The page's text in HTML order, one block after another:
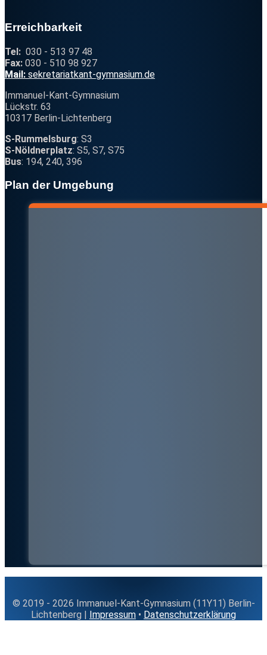
Erreichbarkeit
Tel: 030 - 513 97 48
Fax: 030 - 510 98 927
Mail: sekretariat@
kant-gymnasium.de
Immanuel-Kant-Gymnasium
Lückstr. 63
10317 Berlin-Lichtenberg
S-Rummelsburg: S3
S-Nöldnerplatz: S5, S7, S75
Bus: 194, 240, 396
Plan der Umgebung
© 2019 - 2026 Immanuel-Kant-Gymnasium (11Y11) Berlin-
Lichtenberg | Impressum • Datenschutzerklärung